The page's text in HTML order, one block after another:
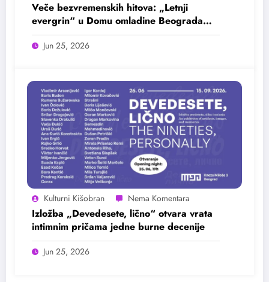
Veče bezvremenskih hitova: „Letnji
evergrin“ u Domu omladine Beograda
25. juna
Jun 25, 2026
Kulturni Kišobran
Izložba „Devedesete, lično“ otvara vrata
intimnim pričama jedne burne decenije
Jun 25, 2026